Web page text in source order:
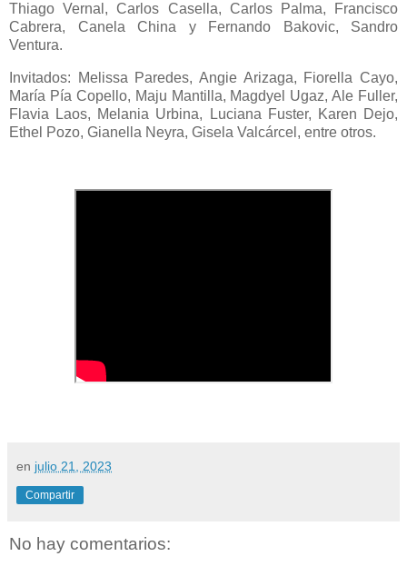
Thiago Vernal, Carlos Casella, Carlos Palma, Francisco
Cabrera, Canela China y Fernando Bakovic, Sandro
Ventura.
Invitados: Melissa Paredes, Angie Arizaga, Fiorella Cayo,
María Pía Copello, Maju Mantilla, Magdyel Ugaz, Ale Fuller,
Flavia Laos, Melania Urbina, Luciana Fuster, Karen Dejo,
Ethel Pozo, Gianella Neyra, Gisela Valcárcel, entre otros.
en julio 21, 2023
Compartir
No hay comentarios: